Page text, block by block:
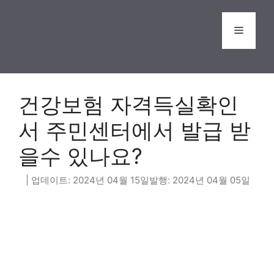
Menu
건강보험 자격득실확인
서 주민센터에서 발급 받
을수 있나요?
2024년 04월 15일 2024년 04월 05일